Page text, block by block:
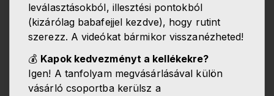
leválasztásokból, illesztési pontokból
(kizárólag babafejjel kezdve), hogy rutint
szerezz. A videókat bármikor visszanézheted!
💰 Kapok kedvezményt a kellékekre?
Igen! A tanfolyam megvásárlásával külön
vásárló csoportba kerülsz a